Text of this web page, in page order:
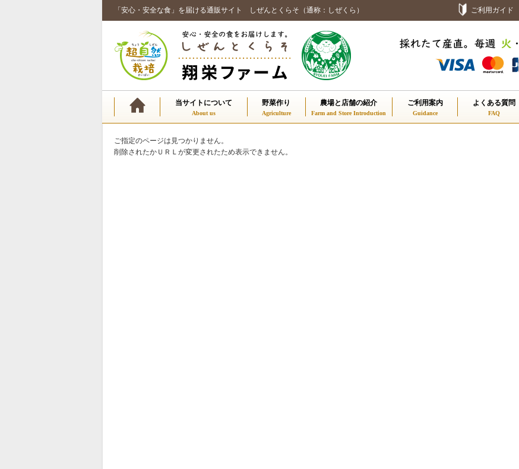
「安心・安全な食」を届ける通販サイト しぜんとくらそ（通称：しぜくら） ご利用ガイド
当サイトについて 野菜作り 農場と店舗の紹介 ご利用案内 よくある質問
ご指定のページは見つかりません。
削除されたかＵＲＬが変更されたため表示できません。